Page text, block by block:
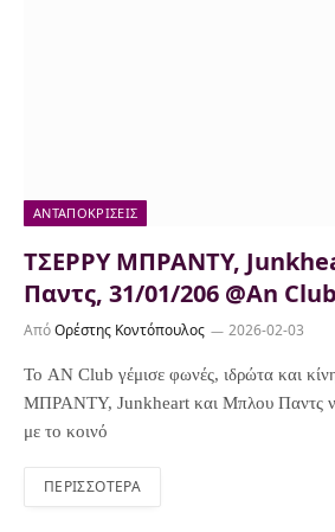
ΑΝΤΑΠΟΚΡΊΣΕΙΣ
ΤΣΕΡΡΥ ΜΠΡΑΝΤΥ,
Παντς, 31/01/206 @An Club
ΑπόΟρέστης Κοντόπουλος 2026-02-03
Το AN Club γέμισε φωνές, ιδρώτα και
ΜΠΡΑΝΤΥ, Junkheart και Μπλου Παντς να
με το κοινό
ΠΕΡΙΣΣΌΤΕΡΑ